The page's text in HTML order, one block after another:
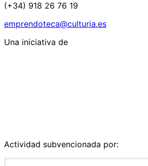
(+34) 918 26 76 19
emprendoteca@culturia.es
Una iniciativa de
Actividad subvencionada por: